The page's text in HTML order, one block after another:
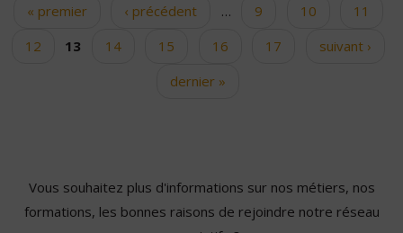
Pages
« premier ‹ précédent … 9 10
11
12
13 14 15 16 17
suivant ›
dernier »
Vous souhaitez plus d'informations sur nos métiers, nos
formations, les bonnes raisons de rejoindre notre réseau